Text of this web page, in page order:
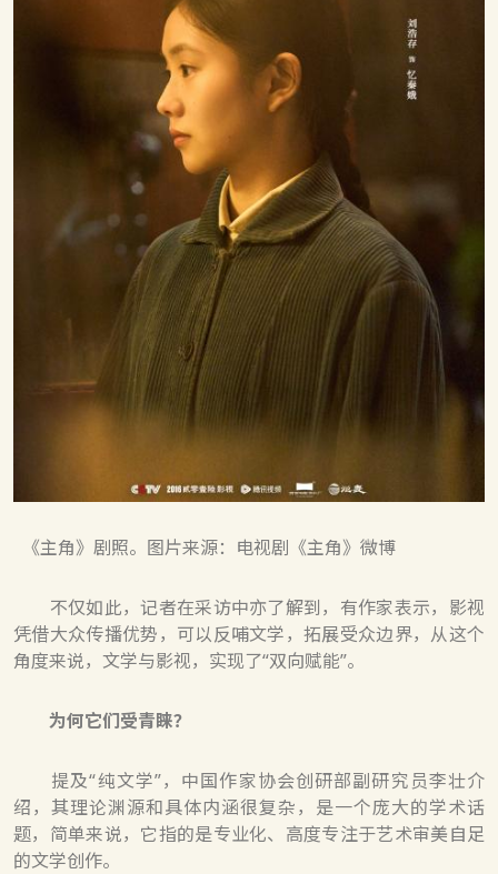
《主角》剧照。图片来源：电视剧《主角》微博
不仅如此，记者在采访中亦了解到，有作家表示，影视
凭借大众传播优势，可以反哺文学，拓展受众边界，从这个
角度来说，文学与影视，实现了“双向赋能”。
为何它们受青睐？
提及“纯文学”，中国作家协会创研部副研究员李壮介
绍，其理论渊源和具体内涵很复杂，是一个庞大的学术话
题，简单来说，它指的是专业化、高度专注于艺术审美自足
的文学创作。